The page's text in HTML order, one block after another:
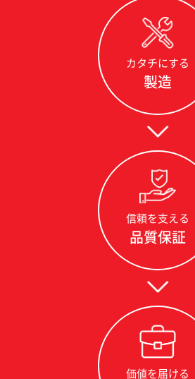
カタチにする
製造
信頼を支える
品質保証
価値を届ける